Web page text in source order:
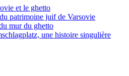
et le ghetto
patrimoine juif de Varsovie
mur du ghetto
une histoire singulière